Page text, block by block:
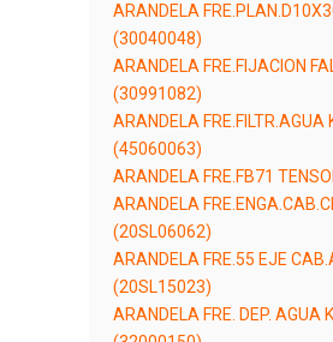
ARANDELA
(30040048)
ARANDELA FRE.FIJACION
(30991082)
ARANDELA FRE.FILTR.AGUA
(45060063)
ARANDELA FRE.FB71
ARANDELA
(20SL06062)
ARANDELA FRE.55 EJE
(20SL15023)
ARANDELA FRE. DEP. AGUA